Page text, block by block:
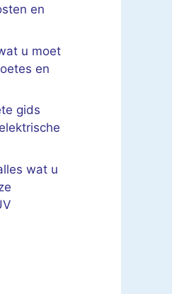
en
u moet
en
gids
wat u